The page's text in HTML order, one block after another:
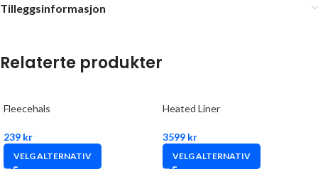
Tilleggsinformasjon
Relaterte produkter
Fleecehals
239 kr
VELG ALTERNATIV
Heated Liner
3599 kr
VELG ALTERNATIV